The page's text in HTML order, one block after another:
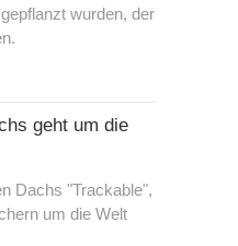
wurden, der
geht um die
Dachs "Trackable",
um die Welt